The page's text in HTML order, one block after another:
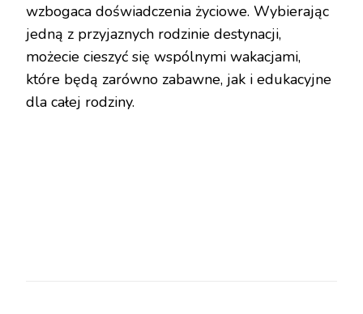
wzbogaca doświadczenia życiowe. Wybierając
jedną z przyjaznych rodzinie destynacji,
możecie cieszyć się wspólnymi wakacjami,
które będą zarówno zabawne, jak i edukacyjne
dla całej rodziny.